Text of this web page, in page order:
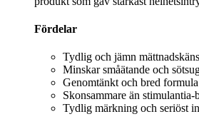
Fördelar
Tydlig och jämn
Minskar småätande och
Genomtänkt och bred formula
Skonsammare än stimulantia-
Tydlig märkning och seriöst